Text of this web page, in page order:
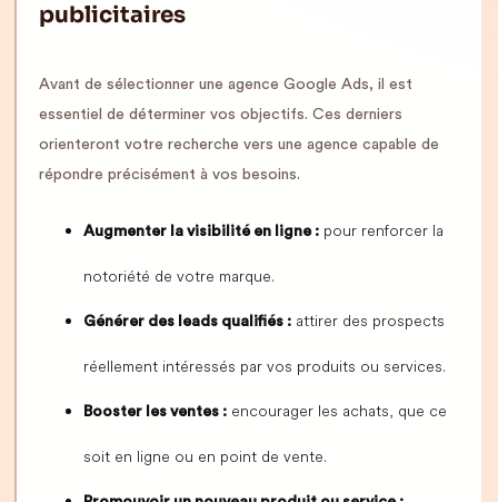
publicitaires
Avant de sélectionner une agence Google Ads, il est
essentiel de déterminer vos objectifs. Ces derniers
orienteront votre recherche vers une agence capable de
répondre précisément à vos besoins.
Augmenter la visibilité en ligne : pour renforcer la
notoriété de votre marque.
Générer des leads qualifiés : attirer des prospects
réellement intéressés par vos produits ou services.
Booster les ventes : encourager les achats, que ce
soit en ligne ou en point de vente.